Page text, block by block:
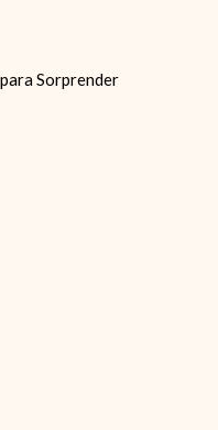
Sorprender